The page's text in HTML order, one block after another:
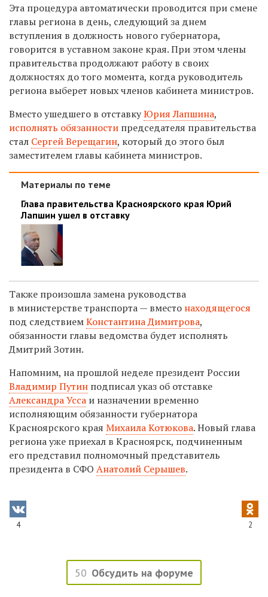
Эта процедура автоматически проводится при смене
главы региона в день, следующий за днем
вступления в должность нового губернатора,
говорится в уставном законе края. При этом члены
правительства продолжают работу в своих
должностях до того момента, когда руководитель
региона выберет новых членов кабинета министров.
Вместо ушедшего в отставкуЮрия Лапшина,
исполнять обязанности председателя правительства
стал Сергей Верещагин, который до этого был
заместителем главы кабинета министров.
Материалы по теме
Глава правительства Красноярского края Юрий
Лапшин ушел в отставку
Также произошла замена руководства
в министерстве транспорта — вместо находящегося
под следствиемКонстантина Димитрова,
обязанности главы ведомства будет исполнять
Дмитрий Зотин.
Напомним, на прошлой неделе президент России
Владимир Путин подписал указ об отставке
Александра Усса и назначении временно
исполняющим обязанности губернатора
Красноярского края Михаила Котюкова. Новый глава
региона уже приехал в Красноярск, подчиненным
его представил полномочный представитель
президента в СФО Анатолий Серышев.
4 2
50 Обсудить на форуме